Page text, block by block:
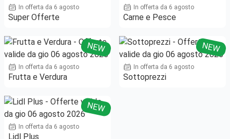
In offerta da 6 agosto
Super Offerte
In offerta da 6 agosto
Carne e Pesce
NEW
In offerta da 6 agosto
Frutta e Verdura
NEW
In offerta da 6 agosto
Sottoprezzi
NEW
In offerta da 6 agosto
Lidl Plus